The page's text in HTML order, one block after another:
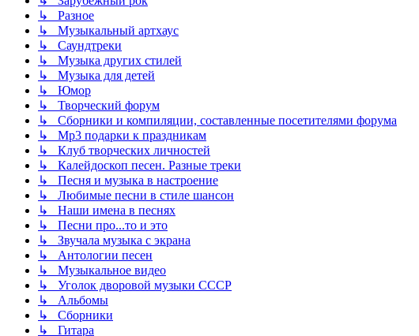
↳ Разное
↳ Музыкальный артхаус
↳ Саундтреки
↳ Музыка других стилей
↳ Музыка для детей
↳ Юмор
↳ Творческий форум
↳ Сборники и компиляции, составленные посетителями форума
↳ Mp3 подарки к праздникам
↳ Клуб творческих личностей
↳ Калейдоскоп песен. Разные треки
↳ Песня и музыка в настроение
↳ Любимые песни в стиле шансон
↳ Наши имена в песнях
↳ Песни про...то и это
↳ Звучала музыка с экрана
↳ Антологии песен
↳ Музыкальное видео
↳ Уголок дворовой музыки СССР
↳ Альбомы
↳ Сборники
↳ Гитара